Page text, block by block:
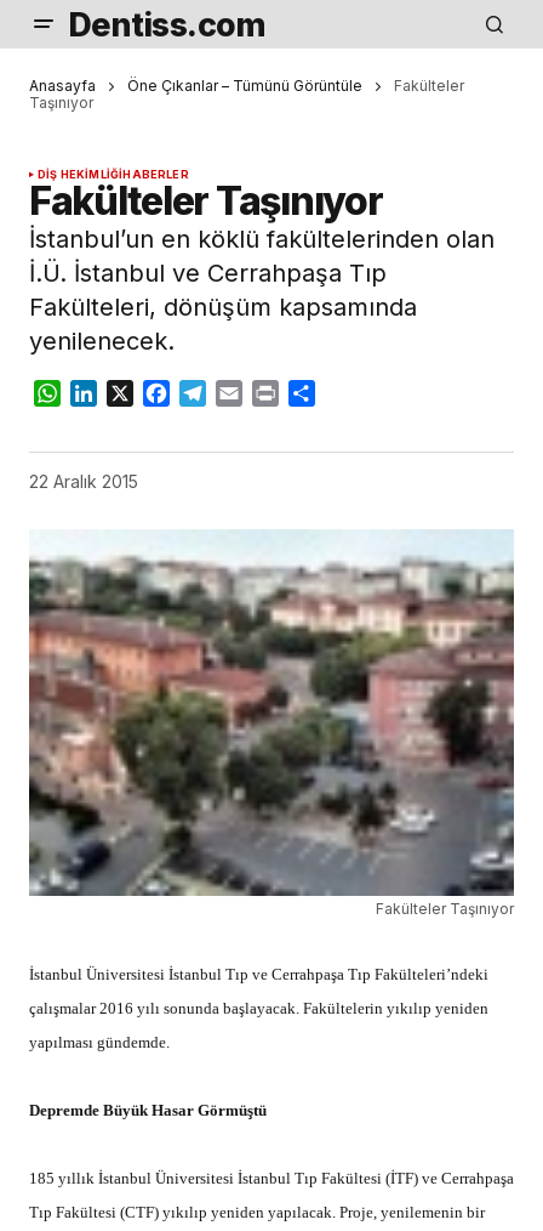
Dentiss.com
Anasayfa Öne Çıkanlar – Tümünü Görüntüle
Fakülteler
Taşınıyor
DIŞ HEKIMLIĞIHABERLER
Fakülteler Taşınıyor
İstanbul’un en köklü fakültelerinden olan
İ.Ü. İstanbul ve Cerrahpaşa Tıp
Fakülteleri, dönüşüm kapsamında
yenilenecek.
WhatsApp
LinkedIn
X Facebook
Telegram
Email Print
22 Aralık 2015
Fakülteler Taşınıyor
İstanbul Üniversitesi İstanbul Tıp ve Cerrahpaşa Tıp Fakülteleri’ndeki
çalışmalar 2016 yılı sonunda başlayacak. Fakültelerin yıkılıp yeniden
yapılması gündemde.
Depremde Büyük Hasar Görmüştü
185 yıllık İstanbul Üniversitesi İstanbul Tıp Fakültesi (İTF) ve Cerrahpaşa
Tıp Fakültesi (CTF) yıkılıp yeniden yapılacak. Proje, yenilemenin bir